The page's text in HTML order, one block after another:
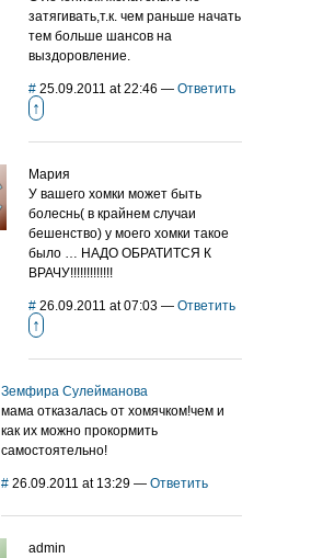
затягивать,т.к. чем раньше начать
тем больше шансов на
выздоровление.
# 25.09.2011 at 22:46 — Ответить
↑
Мария
У вашего хомки может быть
болеснь( в крайнем случаи
бешенство) у моего хомки такое
было … НАДО ОБРАТИТСЯ К
ВРАЧУ!!!!!!!!!!!!!
# 26.09.2011 at 07:03 — Ответить
↑
Земфира Сулейманова
мама отказалась от хомячком!чем и
как их можно прокормить
самостоятельно!
# 26.09.2011 at 13:29 — Ответить
admin